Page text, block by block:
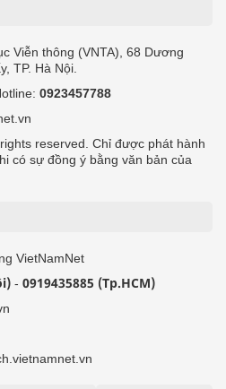
Viễn thông (VNTA), 68 Dương
TP. Hà Nội.
0923457788
reserved. Chỉ được phát hành
có sự đồng ý bằng văn bản của
VietNamNet
- 0919435885 (Tp.HCM)